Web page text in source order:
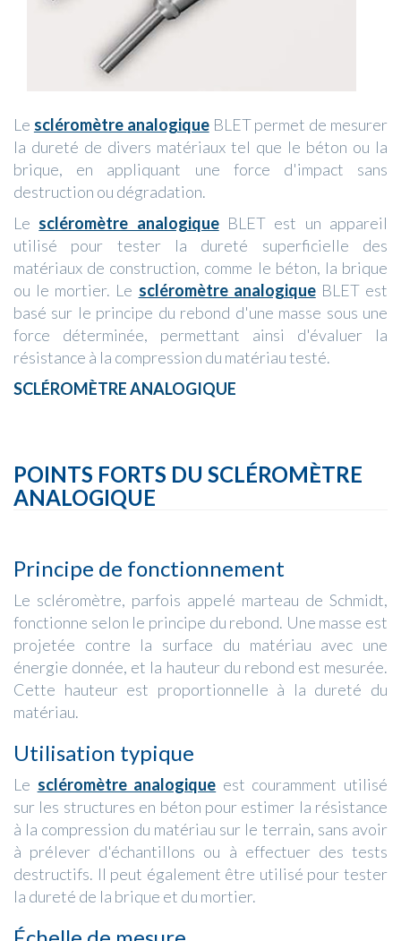
Le scléromètre analogiqueBLET permet de mesurer
la dureté de divers matériaux tel que le béton ou la
brique, en appliquant une force d'impact sans
destruction ou dégradation.
Le scléromètre analogiqueBLET est un appareil
utilisé pour tester la dureté superficielle des
matériaux de construction, comme le béton, la brique
ou le mortier. Le scléromètre analogiqueBLET est
basé sur le principe du rebond d'une masse sous une
force déterminée, permettant ainsi d'évaluer la
résistance à la compression du matériau testé.
SCLÉROMÈTRE ANALOGIQUE
POINTS FORTS DU SCLÉROMÈTRE
ANALOGIQUE
Principe de fonctionnement
Le scléromètre, parfois appelé marteau de Schmidt,
fonctionne selon le principe du rebond. Une masse est
projetée contre la surface du matériau avec une
énergie donnée, et la hauteur du rebond est mesurée.
Cette hauteur est proportionnelle à la dureté du
matériau.
Utilisation typique
Le scléromètre analogique est couramment utilisé
sur les structures en béton pour estimer la résistance
à la compression du matériau sur le terrain, sans avoir
à prélever d'échantillons ou à effectuer des tests
destructifs. Il peut également être utilisé pour tester
la dureté de la brique et du mortier.